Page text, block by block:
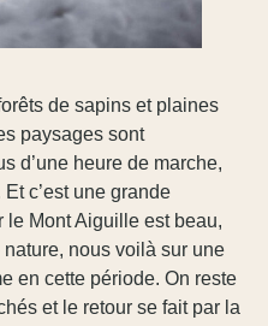
de sapins et plaines
paysages sont
d’une heure de marche,
c’est une grande
le Mont Aiguille est beau,
nous voilà sur une
en cette période. On reste
et le retour se fait par la